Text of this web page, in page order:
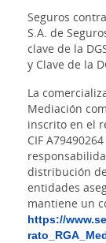
Seguros
S.A. de
clave de la
y Clave de la
La
Mediación
inscrito en el
CIF
distribución de
entidades
mantiene un
https://